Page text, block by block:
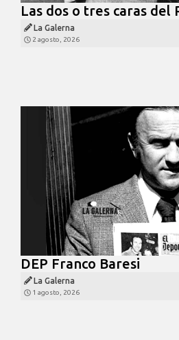
Las dos o tres caras del
La Galerna
2 agosto, 2026
DEP Franco Baresi
La Galerna
1 agosto, 2026